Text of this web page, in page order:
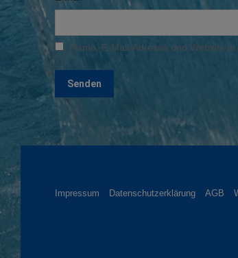
Name, E-Mail-Adresse und Website
Impressum Datenschutzerklärung AGB